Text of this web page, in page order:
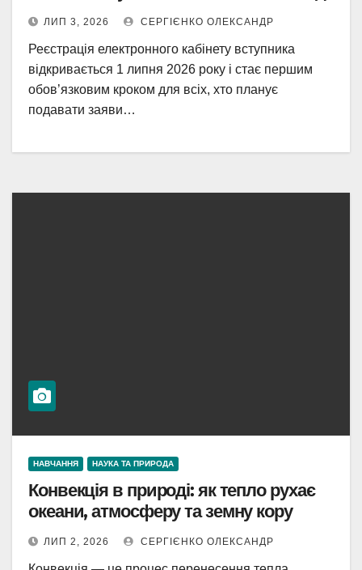
ЛИП 3, 2026 СЕРГІЄНКО ОЛЕКСАНДР
Реєстрація електронного кабінету вступника
відкривається 1 липня 2026 року і стає першим
обов’язковим кроком для всіх, хто планує
подавати заяви…
НАВЧАННЯ НАУКА ТА ПРИРОДА
Конвекція в природі: як тепло рухає
океани, атмосферу та земну кору
ЛИП 2, 2026 СЕРГІЄНКО ОЛЕКСАНДР